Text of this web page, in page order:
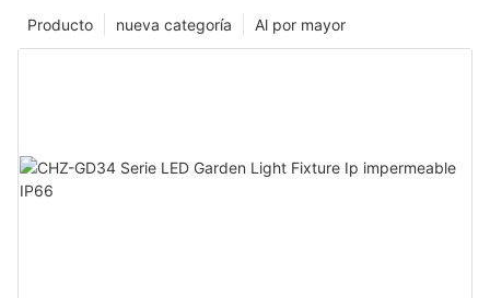
Al por mayor
nueva categoría
Producto